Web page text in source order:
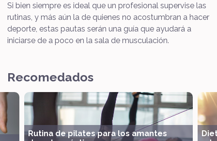
Si bien siempre es ideal que un profesional supervise las
rutinas, y más aún la de quienes no acostumbran a hacer
deporte, estas pautas serán una guía que ayudará a
iniciarse de a poco en la sala de musculación.
Recomedados
Rutina de pilates para los amantes